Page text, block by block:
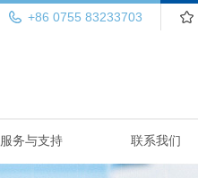
+86 0755 83233703
服务与支持 联系我们